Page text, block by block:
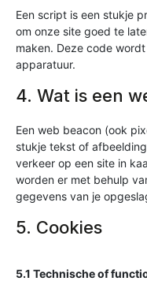
Een script is een stukje
om onze site goed te
maken. Deze code
apparatuur.
4. Wat is een
Een web beacon (ook
stukje tekst of
verkeer op een site in
worden er met behulp
gegevens van je
5. Cookies
5.1 Technische of